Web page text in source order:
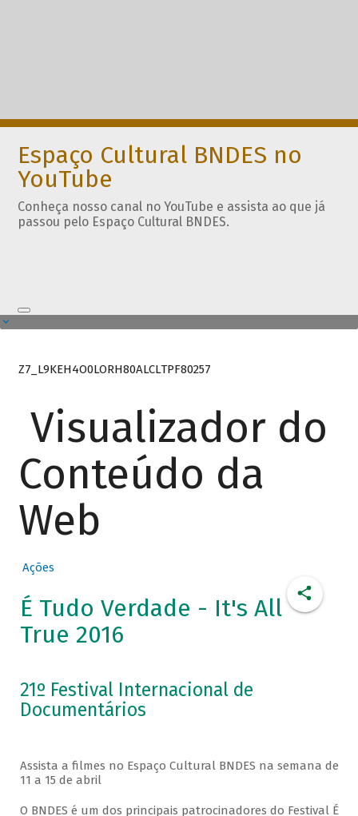
Espaço Cultural BNDES no
YouTube
Conheça nosso canal no YouTube e assista ao que já
passou pelo Espaço Cultural BNDES.
Z7_L9KEH4O0LORH80ALCLTPF80257
Visualizador do
Conteúdo da
Web
Ações
É Tudo Verdade - It's All
True 2016
21º Festival Internacional de
Documentários
Assista a filmes no Espaço Cultural BNDES na semana de
11 a 15 de abril
O BNDES é um dos principais patrocinadores do Festival É